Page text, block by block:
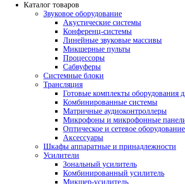
Каталог товаров
Звуковое оборудование
Акустические системы
Конференц-системы
Линейные звуковые массивы
Микшерные пульты
Процессоры
Сабвуферы
Системные блоки
Трансляция
Готовые комплекты оборудования
Комбинированные системы
Матричные аудиоконтроллеры
Микрофоны и микрофонные
Оптическое и сетевое оборудование
Аксессуары
Шкафы аппаратные и принадлежности
Усилители
Зональный усилитель
Комбинированный усилитель
Микшер-усилитель